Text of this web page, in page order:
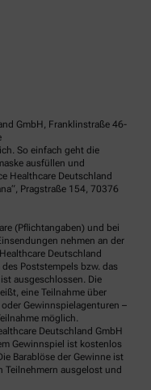
GmbH, Franklinstraße 46-
So einfach geht die
ausfüllen und
Healthcare Deutschland
Pragstraße 154, 70376
(Pflichtangaben) und bei
nehmen an der
Deutschland
Poststempels bzw. das
ausgeschlossen. Die
eine Teilnahme über
Gewinnspielagenturen –
möglich.
Deutschland GmbH
Gewinnspiel ist kostenlos
Barablöse der Gewinne ist
Teilnehmern ausgelost und